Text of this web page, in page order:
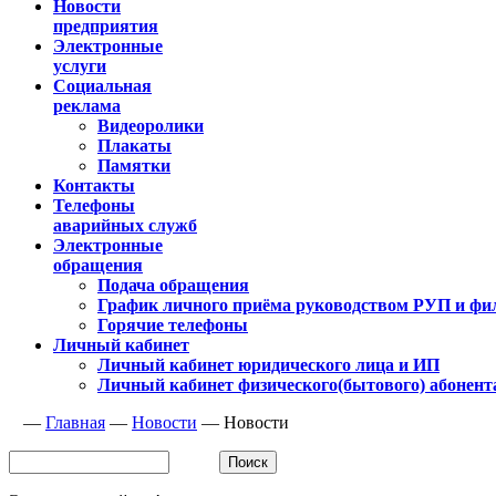
Новости
предприятия
Электронные
услуги
Социальная
реклама
Видеоролики
Плакаты
Памятки
Контакты
Телефоны
аварийных служб
Электронные
обращения
Подача обращения
График личного приёма руководством РУП и
Горячие телефоны
Личный кабинет
Личный кабинет юридического лица и ИП
Личный кабинет физического(бытового)
— Главная — Новости — Новости